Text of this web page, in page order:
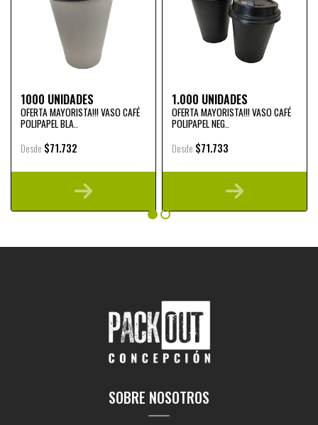
1000 UNIDADES
OFERTA MAYORISTA!!! VASO CAFÉ
POLIPAPEL BLA..
Desde $71.732
1.000 UNIDADES
OFERTA MAYORISTA!!! VASO CAFÉ
POLIPAPEL NEG..
Desde $71.733
SOBRE NOSOTROS